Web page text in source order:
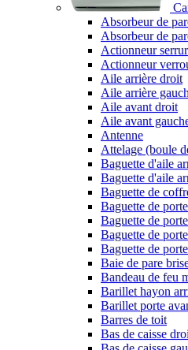
Absorbeur de
Absorbeur de
Actionneur
Actionneur
Aile arrière droit
Aile arrière
Aile avant droit
Aile avant
Antenne
Attelage (boule
Baguette d'aile
Baguette d'aile
Baguette de
Baguette de
Baguette de
Baguette de
Baguette de
Baie de pare
Bandeau de feu
Barillet hayon
Barillet porte
Barres de toit
Bas de caisse